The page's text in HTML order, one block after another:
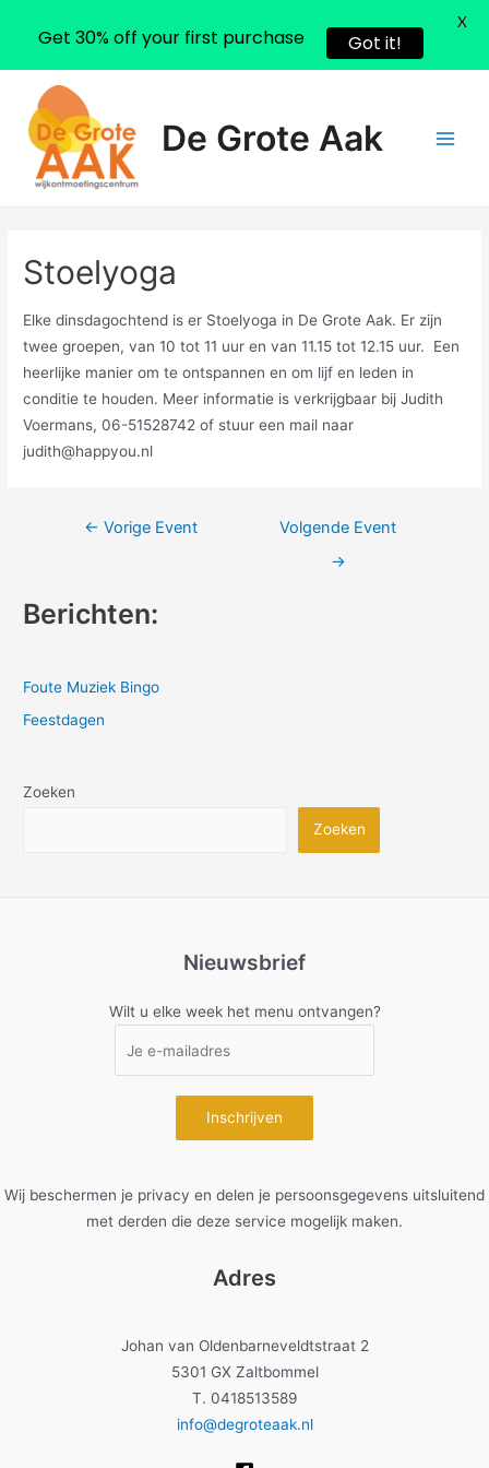
inhoud
De Grote Aak
Stoelyoga
Elke dinsdagochtend is er Stoelyoga in De Grote Aak. Er zijn
twee groepen, van 10 tot 11 uur en van 11.15 tot 12.15 uur. Een
heerlijke manier om te ontspannen en om lijf en leden in
conditie te houden. Meer informatie is verkrijgbaar bij Judith
Voermans, 06-51528742 of stuur een mail naar
judith@happyou.nl
Bericht
← Vorige Event
Volgende Event
→
Berichten:
Foute Muziek Bingo
Feestdagen
Zoeken
Zoeken
Nieuwsbrief
Wilt u elke week het menu ontvangen?
Wij beschermen je privacy en delen je persoonsgegevens uitsluitend
met derden die deze service mogelijk maken.
Adres
Johan van Oldenbarneveldtstraat 2
5301 GX Zaltbommel
T. 0418513589
info@degroteaak.nl
Get 30% off your first purchase Got it!
X